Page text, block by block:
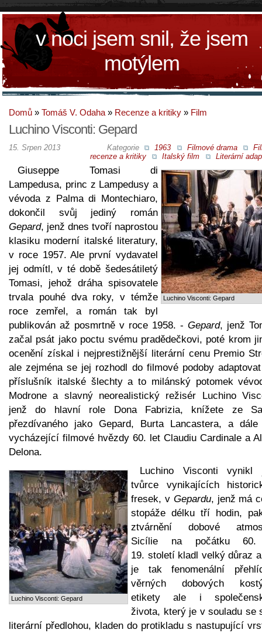
v noci jsem snil, že jsem
motýlem
Domů » Tomáš V. Odaha » Recenze a kritiky » Film
Luchino Visconti: Gepard
Kategorie 1963 Filmové drama
recenze a kritiky
Italský film Literární
15. Srpen 2013
Luchino Visconti: Gepard
Giuseppe Tomasi di
Lampedusa, princ z Lampedusy a
vévoda z Palma di Montechiaro,
dokončil svůj jediný román
Gepard, jenž dnes tvoří naprostou
klasiku moderní italské literatury,
v roce 1957. Ale první vydavatel
jej odmítl, v té době šedesátiletý
Tomasi, jehož dráha spisovatele
trvala pouhé dva roky, v témže
roce zemřel, a román tak byl
publikován až posmrtně v roce 1958. - Gepard, jenž
začal psát jako poctu svému pradědečkovi, poté krom
ocenění získal i nejprestižnější literární cenu Premio
ale zejména se jej rozhodl do filmové podoby
příslušník italské šlechty a to milánský potomek
Modrone a slavný neorealistický režisér Luchino
jenž do hlavní role Dona Fabrizia, knížete ze
přezdívaného jako Gepard, Burta Lancastera, a dále
vycházející filmové hvězdy 60. let Claudiu Cardinale a
Delona.
Luchino Visconti: Gepard
Luchino Visconti vynikl
tvůrce vynikajících
fresek, v Gepardu, jenž má
stopáže délku tří hodin,
ztvárnění dobové
Sicílie na počátku
19. století kladl velký důraz
je tak fenomenální
věrných dobových
etikety ale i
života, který je v souladu se
literární předlohou, kladen do protikladu s nastupující